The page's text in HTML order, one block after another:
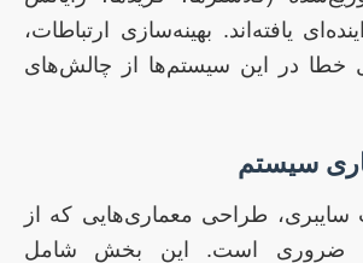
یافته‌اند. بهینه‌سازی ارتباطات،
خطا در این سیستم‌ها از چالش‌های
سیستم
سایبری، طراحی معماری‌هایی که از
ضروری است. این بخش شامل